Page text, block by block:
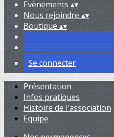
Evènements ▴▾
Nous rejoindre ▴▾
Boutique ▴▾
Se connecter
Présentation
Infos pratiques
Histoire de l'association
Equipe